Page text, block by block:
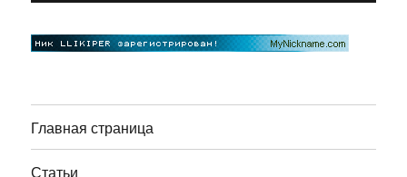
Главная страница
Статьи